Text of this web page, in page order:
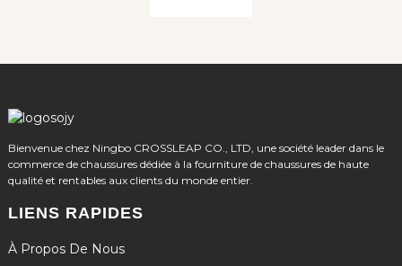
Bienvenue chez Ningbo CROSSLEAP CO., LTD, une société leader dans le
commerce de chaussures dédiée à la fourniture de chaussures de haute
qualité et rentables aux clients du monde entier.
LIENS RAPIDES
À Propos De Nous